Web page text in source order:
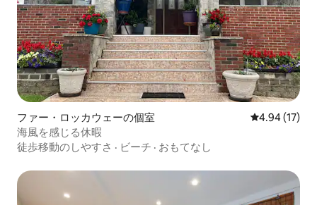
ファー・ロッカウェーの個室 レビュー17
4.94 (17)
海風を感じる休暇
徒歩移動のしやすさ · ビーチ · おもてなし